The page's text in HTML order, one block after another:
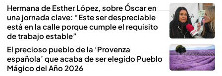
Hermana de Esther López, sobre Óscar en
una jornada clave: “Este ser despreciable
está en la calle porque cumple el requisito
de trabajo estable”
El precioso pueblo de la ‘Provenza
española’ que acaba de ser elegido Pueblo
Mágico del Año 2026